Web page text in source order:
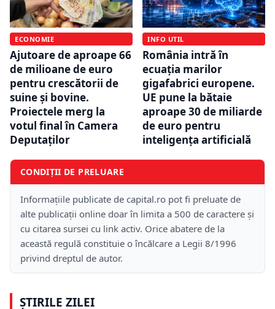
ECONOMIE
Ajutoare de aproape 66
de milioane de euro
pentru crescătorii de
suine și bovine.
Proiectele merg la
votul final în Camera
Deputaților
INFO UTIL
România intră în
ecuația marilor
gigafabrici europene.
UE pune la bătaie
aproape 30 de miliarde
de euro pentru
inteligența artificială
CONDIȚII DE PRELUARE
Informațiile publicate de capital.ro pot fi preluate de
alte publicații online doar în limita a 500 de caractere și
cu citarea sursei cu link activ. Orice abatere de la
această regulă constituie o încălcare a Legii 8/1996
privind dreptul de autor.
ȘTIRILE ZILEI